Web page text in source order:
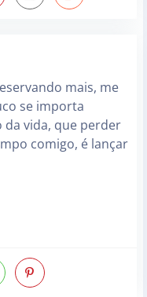
mais, me
se importa
vida, que perder
comigo, é lançar